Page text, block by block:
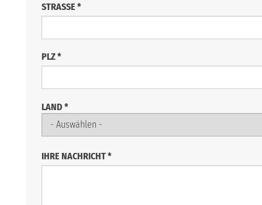
STRASSE *
PLZ*
LAND *
IHRE NACHRICHT*